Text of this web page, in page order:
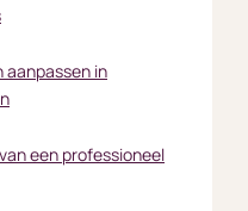
in
een professioneel